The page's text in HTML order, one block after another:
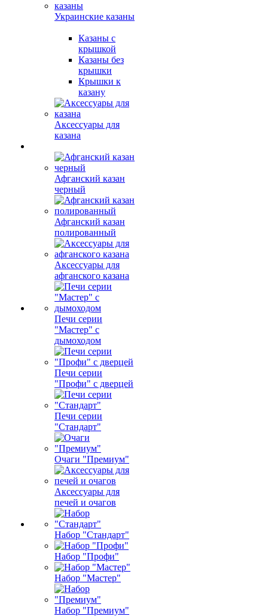
Украинские казаны
Казаны с
крышкой
Казаны без
крышки
Крышки к
казану
Аксессуары для
казана
Афганский казан
черный
Афганский казан
полированный
Аксессуары для
афганского казана
Печи серии
"Мастер" с
дымоходом
Печи серии
"Профи" с дверцей
Печи серии
"Стандарт"
Очаги "Премиум"
Аксессуары для
печей и очагов
Набор "Стандарт"
Набор "Профи"
Набор "Мастер"
Набор "Премиум"